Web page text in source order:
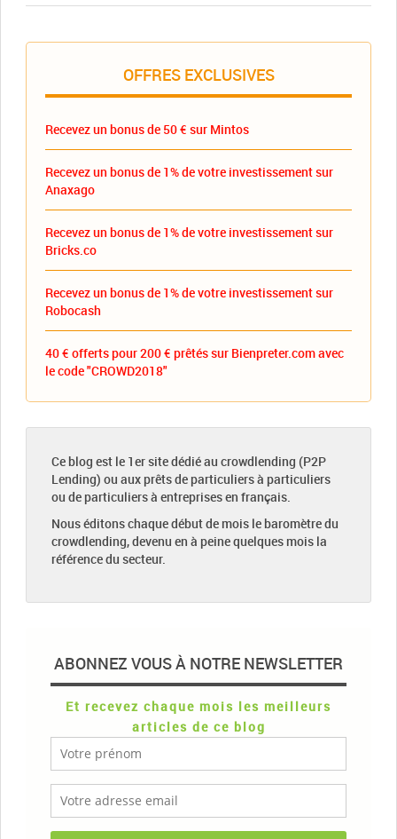
OFFRES EXCLUSIVES
Recevez un bonus de 50 € sur Mintos
Recevez un bonus de 1% de votre investissement sur
Anaxago
Recevez un bonus de 1% de votre investissement sur
Bricks.co
Recevez un bonus de 1% de votre investissement sur
Robocash
40 € offerts pour 200 € prêtés sur Bienpreter.com avec
le code "CROWD2018"
Ce blog est le 1er site dédié au crowdlending (P2P
Lending) ou aux prêts de particuliers à particuliers
ou de particuliers à entreprises en français.
Nous éditons chaque début de mois le baromètre du
crowdlending, devenu en à peine quelques mois la
référence du secteur.
ABONNEZ VOUS À NOTRE NEWSLETTER
Et recevez chaque mois les meilleurs
articles de ce blog